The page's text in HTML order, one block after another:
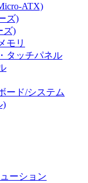
ATX)
ズ)
ズ)
モリ
タッチパネル
ード/システム
)
ーション